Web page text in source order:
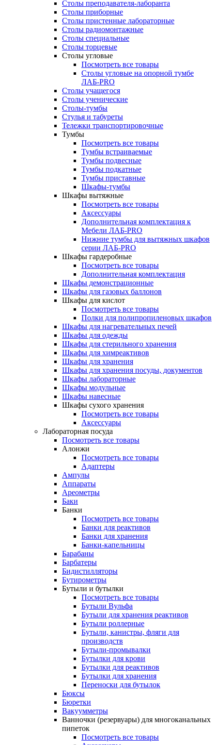
Столы преподавателя-лаборанта
Столы приборные
Столы пристенные лабораторные
Столы радиомонтажные
Столы специальные
Столы торцевые
Столы угловые
Посмотреть все товары
Столы угловые на опорной тумбе
ЛАБ-PRO
Столы учащегося
Столы ученические
Столы-тумбы
Стулья и табуреты
Тележки транспортировочные
Тумбы
Посмотреть все товары
Тумбы встраиваемые
Тумбы подвесные
Тумбы подкатные
Тумбы приставные
Шкафы-тумбы
Шкафы вытяжные
Посмотреть все товары
Аксессуары
Дополнительная комплектация к
Мебели ЛАБ-PRO
Нижние тумбы для вытяжных шкафов
серии ЛАБ-PRO
Шкафы гардеробные
Посмотреть все товары
Дополнительная комплектация
Шкафы демонстрационные
Шкафы для газовых баллонов
Шкафы для кислот
Посмотреть все товары
Полки для полипропиленовых шкафов
Шкафы для нагревательных печей
Шкафы для одежды
Шкафы для стерильного хранения
Шкафы для химреактивов
Шкафы для хранения
Шкафы для хранения посуды, документов
Шкафы лабораторные
Шкафы модульные
Шкафы навесные
Шкафы сухого хранения
Посмотреть все товары
Аксессуары
Лабораторная посуда
Посмотреть все товары
Алонжи
Посмотреть все товары
Адаптеры
Ампулы
Аппараты
Ареометры
Баки
Банки
Посмотреть все товары
Банки для реактивов
Банки для хранения
Банки-капельницы
Барабаны
Барбатеры
Бидистилляторы
Бутирометры
Бутыли и бутылки
Посмотреть все товары
Бутыли Вульфа
Бутыли для хранения реактивов
Бутыли роллерные
Бутыли, канистры, фляги для
производств
Бутыли-промывалки
Бутылки для крови
Бутылки для реактивов
Бутылки для хранения
Переноски для бутылок
Бюксы
Бюретки
Вакуумметры
Ванночки (резервуары) для многоканальных
пипеток
Посмотреть все товары